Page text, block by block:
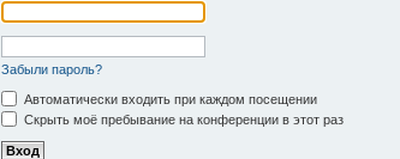
Забыли пароль?
Автоматически входить при каждом посещении
Скрыть моё пребывание на конференции в этот раз